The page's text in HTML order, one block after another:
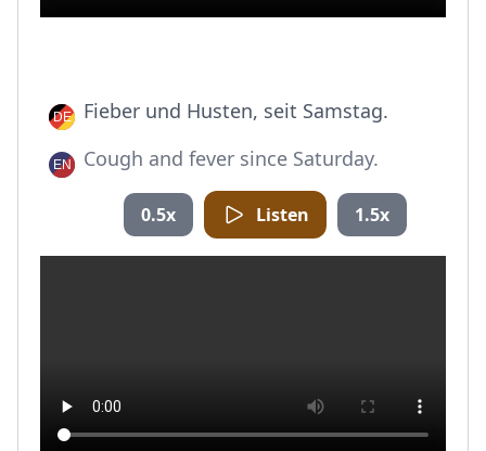
Fieber und Husten, seit Samstag.
Cough and fever since Saturday.
0.5x Listen 1.5x